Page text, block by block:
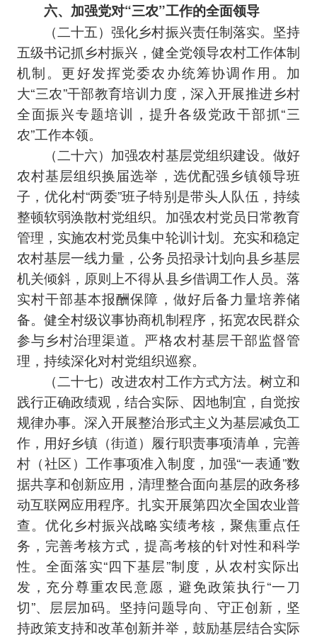
六、加强党对“三农”工作的全面领导
（二十五）强化乡村振兴责任制落实。坚持
五级书记抓乡村振兴，健全党领导农村工作体制
机制。更好发挥党委农办统筹协调作用。加
大“三农”干部教育培训力度，深入开展推进乡村
全面振兴专题培训，提升各级党政干部抓“三
农”工作本领。
（二十六）加强农村基层党组织建设。做好
农村基层组织换届选举，选优配强乡镇领导班
子，优化村“两委”班子特别是带头人队伍，持续
整顿软弱涣散村党组织。加强农村党员日常教育
管理，实施农村党员集中轮训计划。充实和稳定
农村基层一线力量，公务员招录计划向县乡基层
机关倾斜，原则上不得从县乡借调工作人员。落
实村干部基本报酬保障，做好后备力量培养储
备。健全村级议事协商机制程序，拓宽农民群众
参与乡村治理渠道。严格农村基层干部监督管
理，持续深化对村党组织巡察。
（二十七）改进农村工作方式方法。树立和
践行正确政绩观，结合实际、因地制宜，自觉按
规律办事。深入开展整治形式主义为基层减负工
作，用好乡镇（街道）履行职责事项清单，完善
村（社区）工作事项准入制度，加强“一表通”数
据共享和创新应用，清理整合面向基层的政务移
动互联网应用程序。扎实开展第四次全国农业普
查。优化乡村振兴战略实绩考核，聚焦重点任
务，完善考核方式，提高考核的针对性和科学
性。全面落实“四下基层”制度，从农村实际出
发，充分尊重农民意愿，避免政策执行“一刀
切”、层层加码。坚持问题导向、守正创新，坚
持政策支持和改革创新并举，鼓励基层结合实际